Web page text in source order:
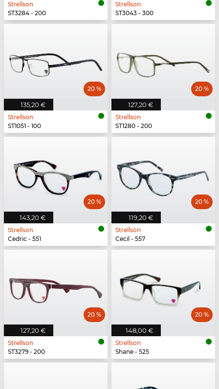
Strellson
ST3284 - 200
Strellson
ST3043 - 300
135,20 €
20 %
Strellson
ST1051 - 100
127,20 €
20 %
Strellson
ST1280 - 200
143,20 €
20 %
Strellson
Cedric - 551
119,20 €
20 %
Strellson
Cecil - 557
127,20 €
20 %
Strellson
ST3279 - 200
148,00 €
20 %
Strellson
Shane - 525